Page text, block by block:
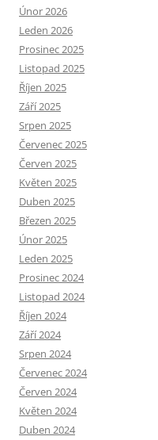
Únor 2026
Leden 2026
Prosinec 2025
Listopad 2025
Říjen 2025
Září 2025
Srpen 2025
Červenec 2025
Červen 2025
Květen 2025
Duben 2025
Březen 2025
Únor 2025
Leden 2025
Prosinec 2024
Listopad 2024
Říjen 2024
Září 2024
Srpen 2024
Červenec 2024
Červen 2024
Květen 2024
Duben 2024